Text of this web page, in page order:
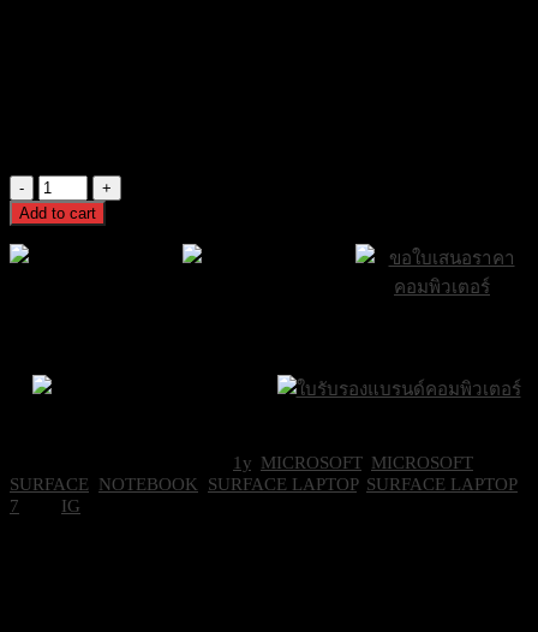
[EP2-
22165]
Microsoft
5/16/256
CM
Thailand
Comm
Add to cart
1y MICROSOFT, MICROSOFT
SURFACE NOTEBOOK SURFACE LAPTOP, SURFACE LAPTOP
7
IG